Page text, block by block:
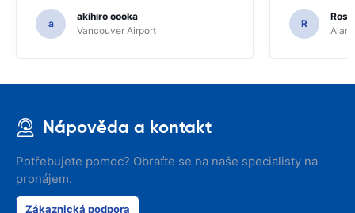
a
akihiro oooka
Vancouver Airport
R
Nápověda a kontakt
Potřebujete pomoc? Obraťte se na naše specialisty na
pronájem.
Zákaznická podpora